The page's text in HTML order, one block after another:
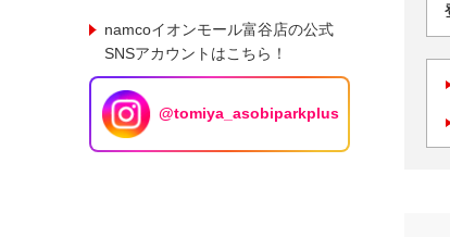
namcoイオンモール富谷店の公式
SNSアカウントはこちら！
@tomiya_asobiparkplus